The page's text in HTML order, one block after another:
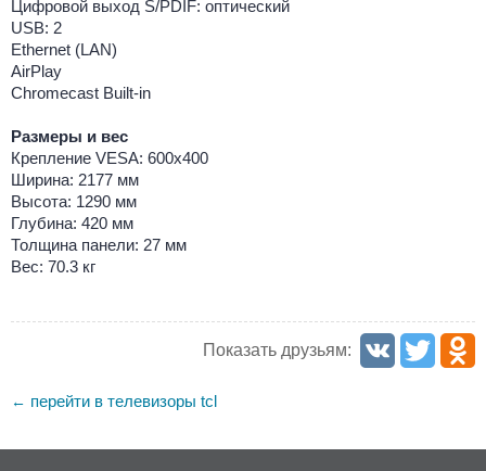
Цифровой выход S/PDIF: оптический
USB: 2
Ethernet (LAN)
AirPlay
Chromecast Built-in
Размеры и вес
Крепление VESA: 600x400
Ширина: 2177 мм
Высота: 1290 мм
Глубина: 420 мм
Толщина панели: 27 мм
Вес: 70.3 кг
Показать друзьям:
← перейти в телевизоры tcl